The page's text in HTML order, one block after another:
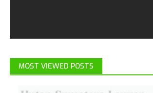
MOST VIEWED POSTS